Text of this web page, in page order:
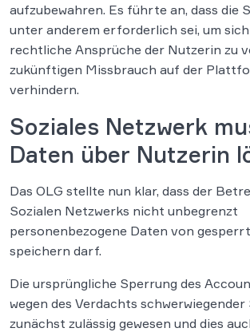
aufzubewahren. Es führte an, dass die
unter anderem erforderlich sei, um
rechtliche Ansprüche der Nutzerin zu
zukünftigen Missbrauch auf der
verhindern.
Soziales Netzwerk
Daten über Nutzerin
Das OLG stellte nun klar, dass der
Sozialen Netzwerks nicht unbegrenzt
personenbezogene Daten von
speichern darf.
Die ursprüngliche Sperrung des
wegen des Verdachts
zunächst zulässig gewesen und dies